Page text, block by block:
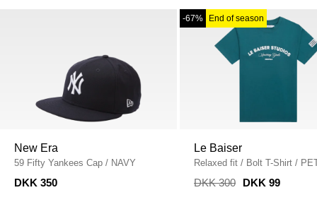
New Era
59 Fifty Yankees Cap / NAVY
DKK 350
-67% End of season
Le Baiser
Relaxed fit / Bolt T-Shirt /
DKK 300 DKK 99